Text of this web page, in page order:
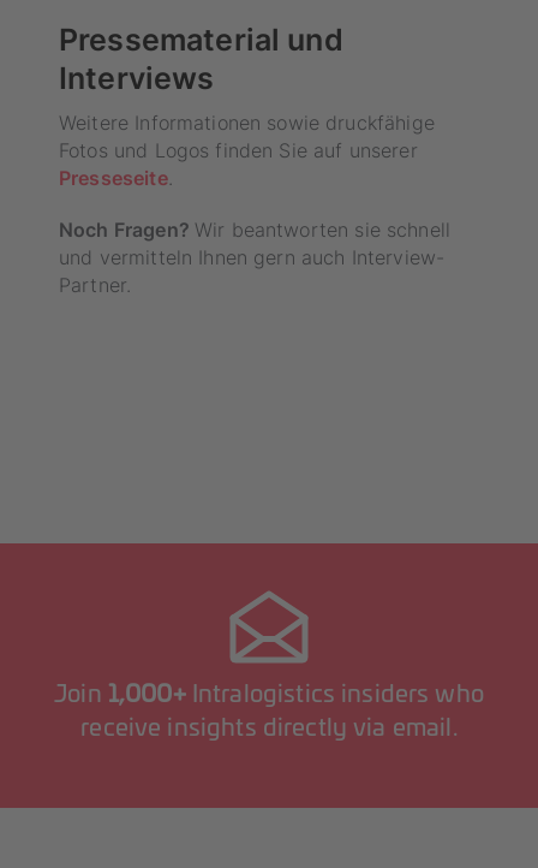
Pressematerial und
Interviews
Weitere Informationen sowie druckfähige
Fotos und Logos finden Sie auf unserer
Presseseite.
Noch Fragen? Wir beantworten sie schnell
und vermitteln Ihnen gern auch Interview-
Partner.
Join 1,000+Intralogistics insiders who
receive insights directly via email.